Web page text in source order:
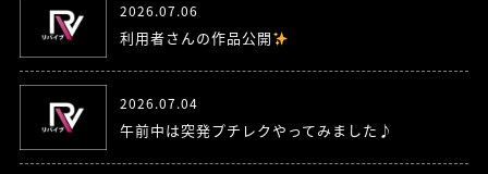
2026.07.06
利用者さんの作品公開
2026.07.04
午前中は突発プチレクやってみました♪